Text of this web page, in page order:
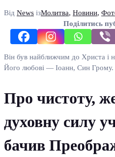
Від News ізМолитва, Новини,
Поділитись
Він був найближчим до Христа і
Його любові — Іоанн, Син Грому.
Про чистоту,
духовну силу
бачив